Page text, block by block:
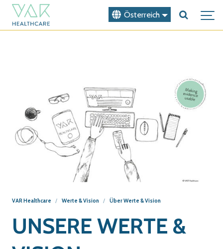
Österreich
VAR Healthcare Werte & Vision Über Werte & Vision
UNSERE WERTE &